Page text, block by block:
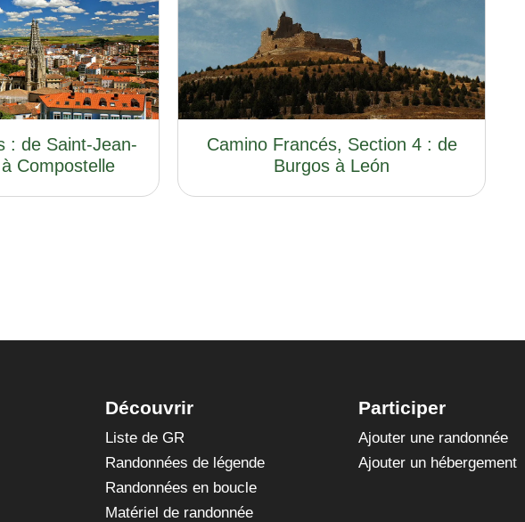
: de Saint-Jean-
Compostelle
Camino Francés, Section 4 : de
Burgos à León
Découvrir
Liste de GR
Randonnées de légende
Randonnées en boucle
Matériel de randonnée
Participer
Ajouter une randonnée
Ajouter un hébergement